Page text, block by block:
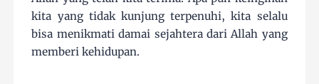
kita yang tidak kunjung terpenuhi, kita selalu
bisa menikmati damai sejahtera dari Allah yang
memberi kehidupan.